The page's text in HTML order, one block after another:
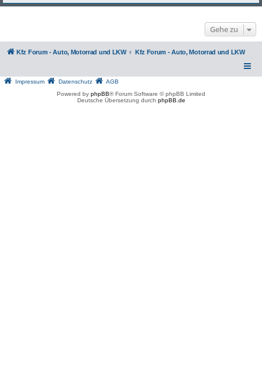
Gehe zu
Kfz Forum - Auto, Motorrad und LKW Kfz Forum - Auto, Motorrad und LKW
Impressum Datenschutz
AGB
Powered by phpBB® Forum Software © phpBB Limited
Deutsche Übersetzung durch phpBB.de